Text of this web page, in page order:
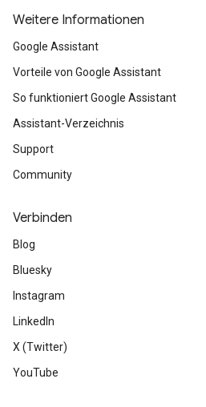
Weitere Informationen
Google Assistant
Vorteile von Google Assistant
So funktioniert Google Assistant
Assistant-Verzeichnis
Support
Community
Verbinden
Blog
Bluesky
Instagram
LinkedIn
X (Twitter)
YouTube